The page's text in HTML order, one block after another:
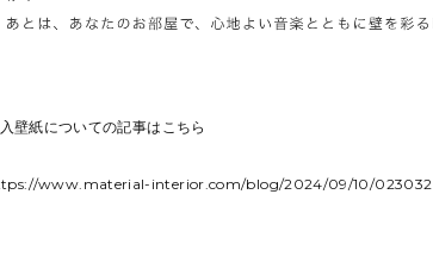
壁紙についての記事はこちら
www.material-interior.com/blog/2024/09/10/023032